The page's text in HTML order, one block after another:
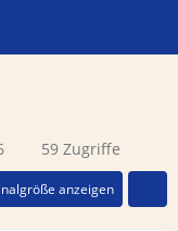
59 Zugriffe
anzeigen